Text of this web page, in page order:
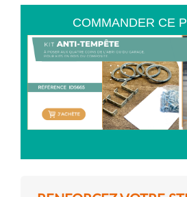
COMMANDER CE